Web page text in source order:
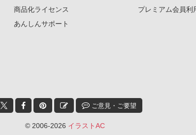
商品化ライセンス
あんしんサポート
プレミアム会員利
ご意見・ご要望
© 2006-2026 イラストAC